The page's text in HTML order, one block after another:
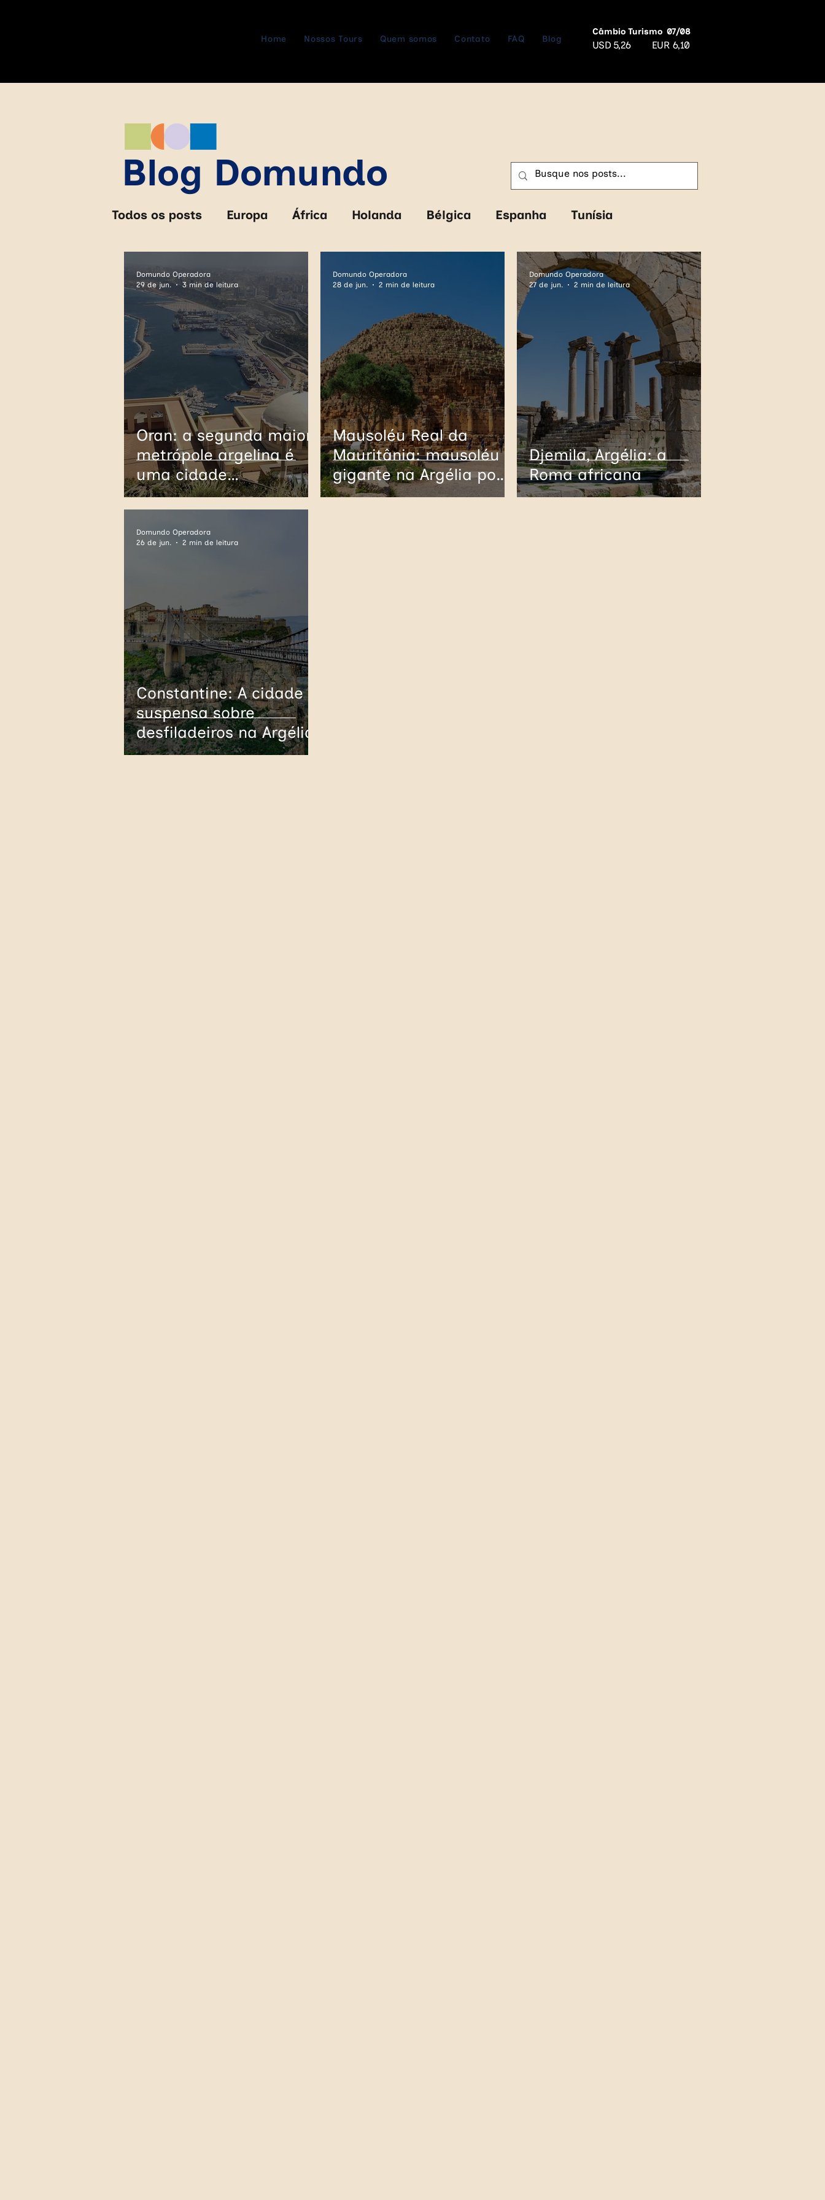
Home Nossos Tours Quem somos Contato FAQ Blog
Câmbio Turismo 07/08
USD 5,26 EUR 6,10
Blog Domundo
Todos os posts Europa África Holanda Bélgica Espanha Tunísia
Cruzeiro Croácia Azerbaijão
Geórgia Armênia Itália Romênia Alemanha
Áustria Hungria República Tcheca Eslováquia Grécia Cuba Panamá
Oceania Austrália
Oran: a segunda maior
metrópole argelina é
uma cidade
multicultural
Domundo Operadora
29 de jun.
3 min de leitura
Mausoléu Real da
Mauritânia: mausoléu
gigante na Argélia pode
abrigar Cleópatra
Domundo Operadora
28 de jun.
2 min de leitura
Djemila, Argélia: a
Roma africana
Domundo Operadora
27 de jun.
2 min de leitura
Constantine: A cidade
suspensa sobre
desfiladeiros na Argélia
Domundo Operadora
26 de jun.
2 min de leitura